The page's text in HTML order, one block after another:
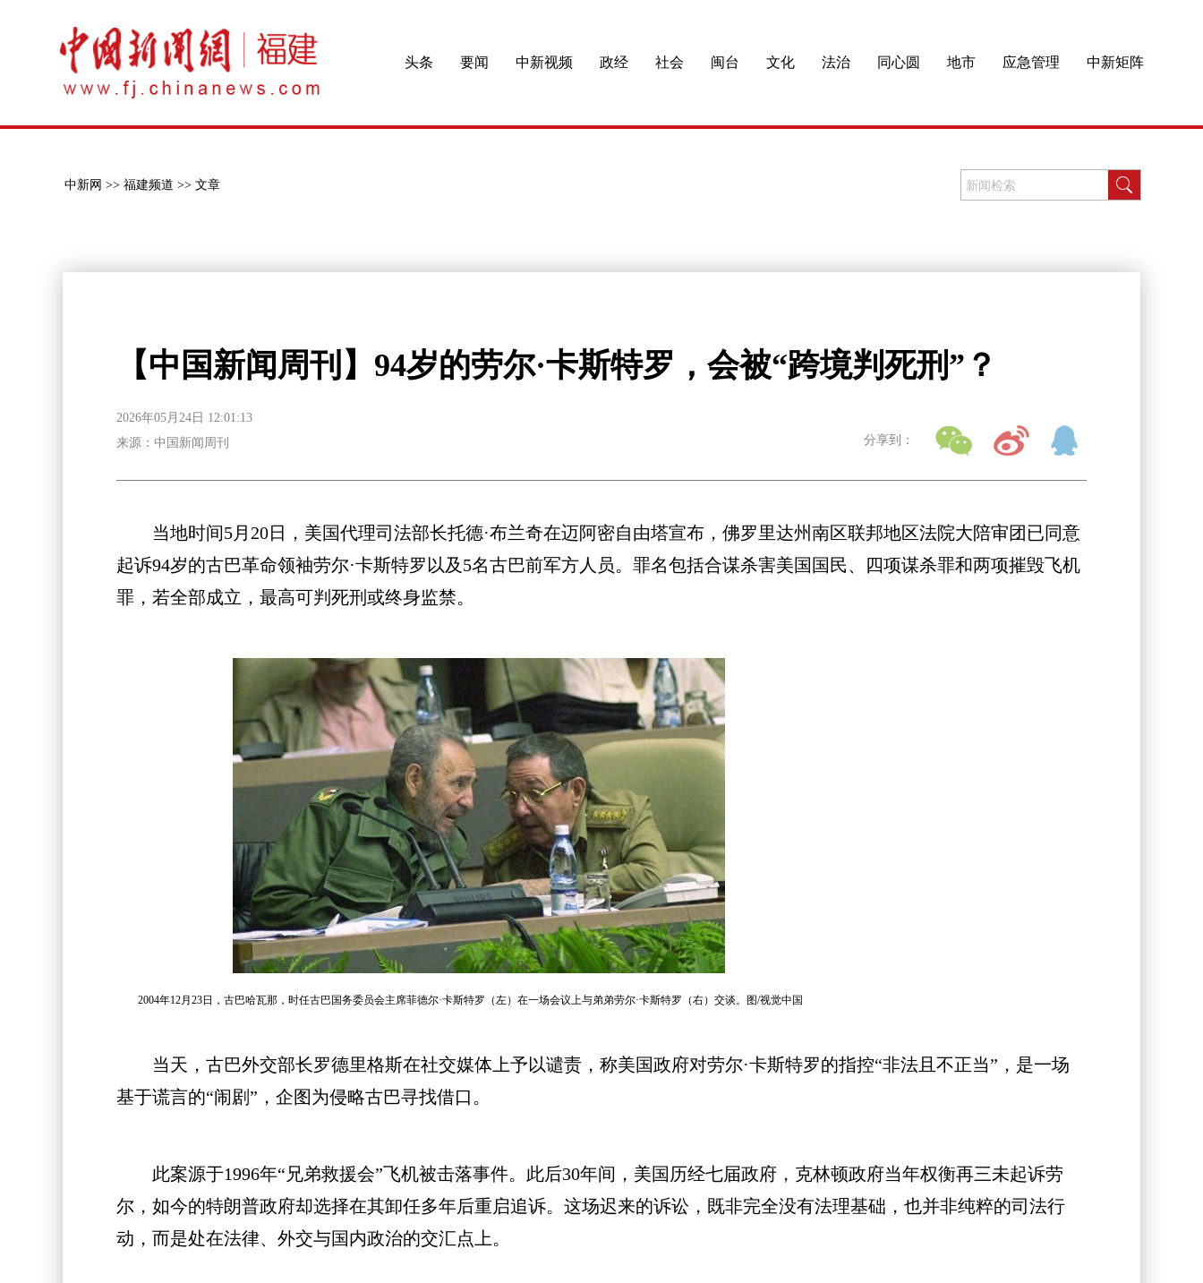
头条 要闻 中新视频 政经 社会 闽台 文化 法治 同心圆 地市 应急管理 中新矩阵
中新网 >> 福建频道 >> 文章
【中国新闻周刊】94岁的劳尔·卡斯特罗，会被“跨境判死刑”？
2026年05月24日 12:01:13
来源：中国新闻周刊
分享到：
当地时间5月20日，美国代理司法部长托德·布兰奇在迈阿密自由塔宣布，佛罗里达州南区联邦地区法院大陪审团已同意
起诉94岁的古巴革命领袖劳尔·卡斯特罗以及5名古巴前军方人员。罪名包括合谋杀害美国国民、四项谋杀罪和两项摧毁飞机
罪，若全部成立，最高可判死刑或终身监禁。
2004年12月23日，古巴哈瓦那，时任古巴国务委员会主席菲德尔·卡斯特罗（左）在一场会议上与弟弟劳尔·卡斯特罗（右）交谈。图/视觉中国
当天，古巴外交部长罗德里格斯在社交媒体上予以谴责，称美国政府对劳尔·卡斯特罗的指控“非法且不正当”，是一场
基于谎言的“闹剧”，企图为侵略古巴寻找借口。
此案源于1996年“兄弟救援会”飞机被击落事件。此后30年间，美国历经七届政府，克林顿政府当年权衡再三未起诉劳
尔，如今的特朗普政府却选择在其卸任多年后重启追诉。这场迟来的诉讼，既非完全没有法理基础，也并非纯粹的司法行
动，而是处在法律、外交与国内政治的交汇点上。